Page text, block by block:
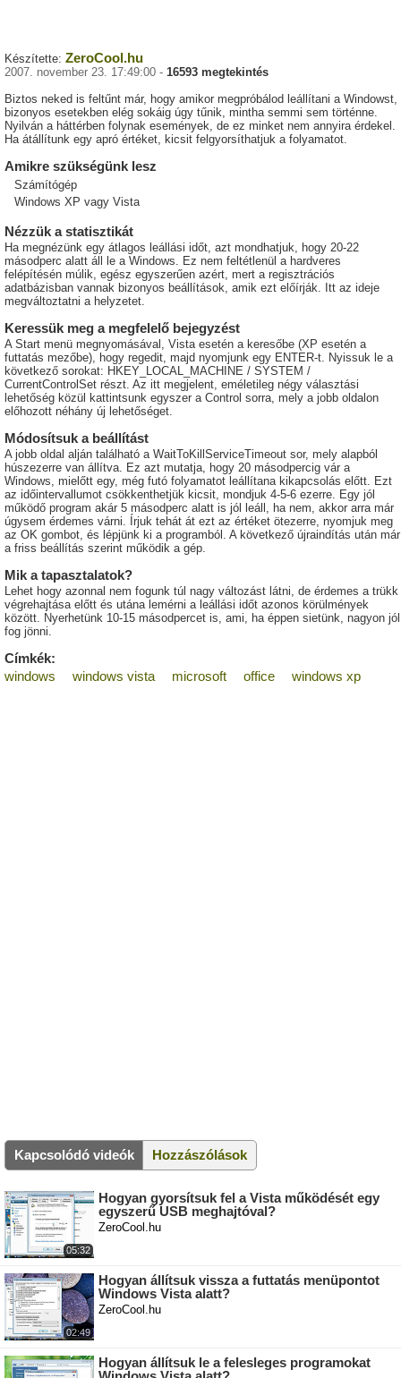
Készítette: ZeroCool.hu
2007. november 23. 17:49:00 - 16593 megtekintés
Biztos neked is feltűnt már, hogy amikor megpróbálod leállítani a Windowst,
bizonyos esetekben elég sokáig úgy tűnik, mintha semmi sem történne.
Nyilván a háttérben folynak események, de ez minket nem annyira érdekel.
Ha átállítunk egy apró értéket, kicsit felgyorsíthatjuk a folyamatot.
Amikre szükségünk lesz
Számítógép
Windows XP vagy Vista
Nézzük a statisztikát
Ha megnézünk egy átlagos leállási időt, azt mondhatjuk, hogy 20-22
másodperc alatt áll le a Windows. Ez nem feltétlenül a hardveres
felépítésén múlik, egész egyszerűen azért, mert a regisztrációs
adatbázisban vannak bizonyos beállítások, amik ezt előírják. Itt az ideje
megváltoztatni a helyzetet.
Keressük meg a megfelelő bejegyzést
A Start menü megnyomásával, Vista esetén a keresőbe (XP esetén a
futtatás mezőbe), hogy regedit, majd nyomjunk egy ENTER-t. Nyissuk le a
következő sorokat: HKEY_LOCAL_MACHINE / SYSTEM /
CurrentControlSet részt. Az itt megjelent, eméletileg négy választási
lehetőség közül kattintsunk egyszer a Control sorra, mely a jobb oldalon
előhozott néhány új lehetőséget.
Módosítsuk a beállítást
A jobb oldal alján található a WaitToKillServiceTimeout sor, mely alapból
húszezerre van állítva. Ez azt mutatja, hogy 20 másodpercig vár a
Windows, mielőtt egy, még futó folyamatot leállítana kikapcsolás előtt. Ezt
az időintervallumot csökkenthetjük kicsit, mondjuk 4-5-6 ezerre. Egy jól
működő program akár 5 másodperc alatt is jól leáll, ha nem, akkor arra már
úgysem érdemes várni. Írjuk tehát át ezt az értéket ötezerre, nyomjuk meg
az OK gombot, és lépjünk ki a programból. A következő újraindítás után már
a friss beállítás szerint működik a gép.
Mik a tapasztalatok?
Lehet hogy azonnal nem fogunk túl nagy változást látni, de érdemes a trükk
végrehajtása előtt és utána lemérni a leállási időt azonos körülmények
között. Nyerhetünk 10-15 másodpercet is, ami, ha éppen sietünk, nagyon jól
fog jönni.
Címkék:
windows
windows vista microsoft office windows xp
Kapcsolódó videók Hozzászólások
05:32
Hogyan gyorsítsuk fel a Vista működését egy
egyszerű USB meghajtóval?
ZeroCool.hu
02:49
Hogyan állítsuk vissza a futtatás menüpontot
Windows Vista alatt?
ZeroCool.hu
Hogyan állítsuk le a felesleges programokat